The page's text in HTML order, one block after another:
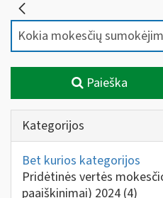
Paieška
Kategorijos
Bet kurios kategorijos
Pridėtinės vertės
paaiškinimai) 2024 (4)